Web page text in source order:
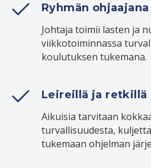
Ryhmän ohjaajana
Johtaja toimii lasten ja
viikkotoiminnassa
koulutuksen tukemana.
Leireillä ja retkillä
Aikuisia tarvitaan
turvallisuudesta,
tukemaan ohjelman